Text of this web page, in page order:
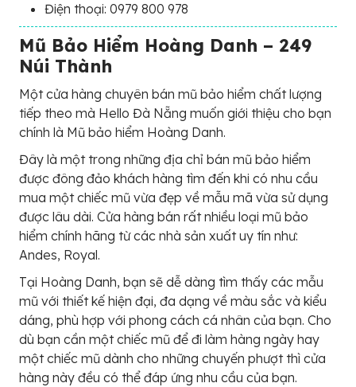
Điện thoại: 0979 800 978
Mũ Bảo Hiểm Hoàng Danh – 249
Núi Thành
Một cửa hàng chuyên bán mũ bảo hiểm chất lượng
tiếp theo mà Hello Đà Nẵng muốn giới thiệu cho bạn
chính là Mũ bảo hiểm Hoàng Danh.
Đây là một trong những địa chỉ bán mũ bảo hiểm
được đông đảo khách hàng tìm đến khi có nhu cầu
mua một chiếc mũ vừa đẹp về mẫu mã vừa sử dụng
được lâu dài. Cửa hàng bán rất nhiều loại mũ bảo
hiểm chính hãng từ các nhà sản xuất uy tín như:
Andes, Royal.
Tại Hoàng Danh, bạn sẽ dễ dàng tìm thấy các mẫu
mũ với thiết kế hiện đại, đa dạng về màu sắc và kiểu
dáng, phù hợp với phong cách cá nhân của bạn. Cho
dù bạn cần một chiếc mũ để đi làm hàng ngày hay
một chiếc mũ dành cho những chuyến phượt thì cửa
hàng này đều có thể đáp ứng nhu cầu của bạn.